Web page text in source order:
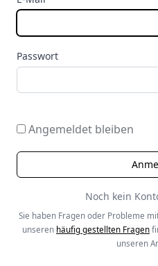
Passwort
Angemeldet bleiben
Noch kein
Sie haben Fragen oder Probleme
unseren häufig gestellten Fragen
unseren